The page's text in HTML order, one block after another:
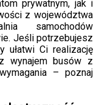
prywatnym, jak i
z województwa
samochodów
Jeśli potrzebujesz
ułatwi Ci realizację
wynajem busów z
– poznaj